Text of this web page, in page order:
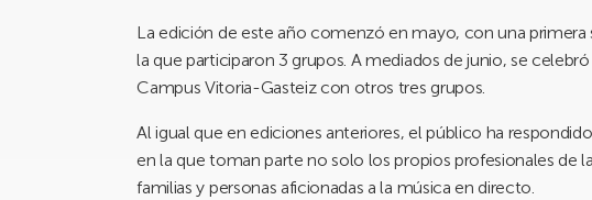
La edición de este año comenzó en mayo, con una
la que participaron 3 grupos. A mediados de junio, se
Campus Vitoria-Gasteiz con otros tres grupos.
Al igual que en ediciones anteriores, el público ha
en la que toman parte no solo los propios profesionales de
familias y personas aficionadas a la música en directo.